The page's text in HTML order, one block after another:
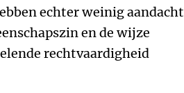
echter weinig aandacht
en de wijze
rechtvaardigheid